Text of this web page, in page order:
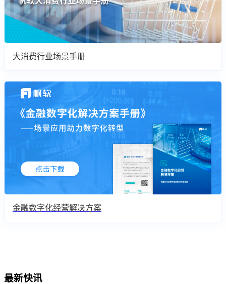
大消费行业场景手册
金融数字化经营解决方案
最新快讯